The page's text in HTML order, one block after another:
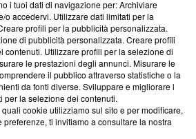
Via Carlo Frasca, 3 - 6900
+39 0690258937
i tuoi dati di navigazione per: Archiviare
o accedervi. Utilizzare dati limitati per la
profili per la pubblicità personalizzata.
di pubblicità personalizzata. Creare profili
contenuti. Utilizzare profili per la selezione di
le prestazioni degli annunci. Misurare le
il pubblico attraverso statistiche o la
da fonti diverse. Sviluppare e migliorare i
per la selezione dei contenuti.
cookie utilizziamo sul sito e per modificare,
ti invitiamo a consultare la nostra